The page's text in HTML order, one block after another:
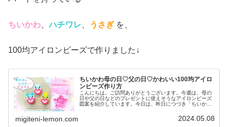
ちいかわ 、ハチワレ うさぎ を、
100均アイロンビーズで作りました↓
ちいかわ母の日♡父の日♡かわいい100均アイロ
ンビーズ作り方
こんにちは。ご訪問ありがとうございます。今週は、母の
日や父の日などのプレゼントに使えそうなアイロンビーズ
図案を紹介しています。今日は、昨日につづき「ちいか
migiteni-lemon.com 2024.05.08